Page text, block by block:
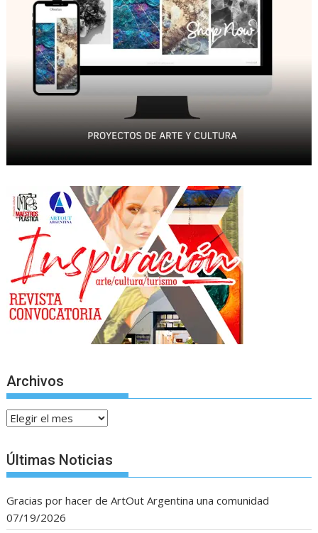
Archivos
Archivos
Últimas Noticias
Gracias por hacer de ArtOut Argentina una comunidad
07/19/2026